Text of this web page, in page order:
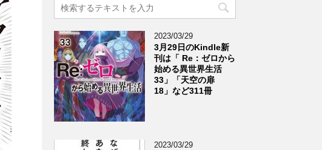
2023/03/29
3月29日のKindle新
刊は「 Re：ゼロから
始める異世界生活
33」「天空の扉
18」など311冊
2023/03/29